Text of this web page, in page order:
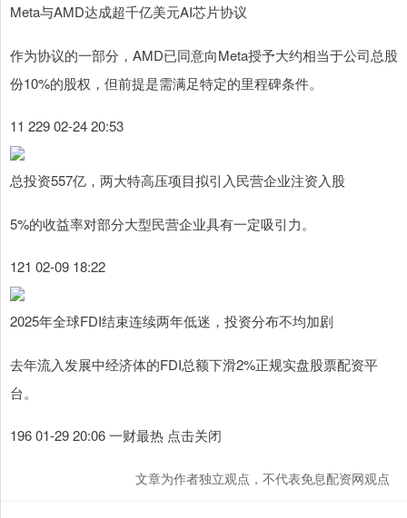
Meta与AMD达成超千亿美元AI芯片协议
作为协议的一部分，AMD已同意向Meta授予大约相当于公司总股
份10%的股权，但前提是需满足特定的里程碑条件。
11 229 02-24 20:53
总投资557亿，两大特高压项目拟引入民营企业注资入股
5%的收益率对部分大型民营企业具有一定吸引力。
121 02-09 18:22
2025年全球FDI结束连续两年低迷，投资分布不均加剧
去年流入发展中经济体的FDI总额下滑2%正规实盘股票配资平
台。
196 01-29 20:06 一财最热 点击关闭
文章为作者独立观点，不代表免息配资网观点